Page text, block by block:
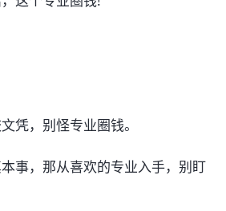
凭，别怪专业圈钱。
事，那从喜欢的专业入手，别盯